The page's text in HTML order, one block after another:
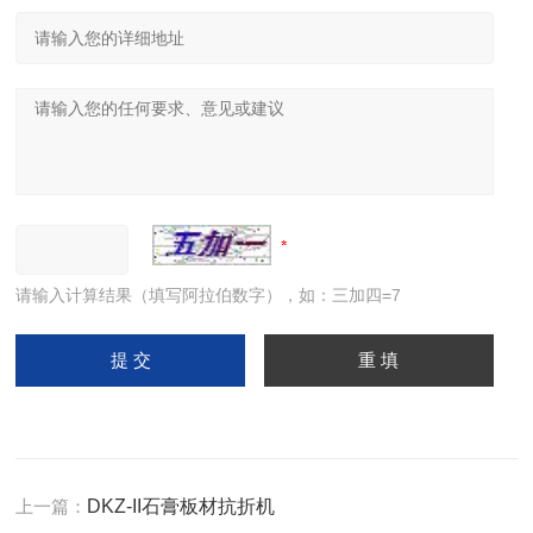
请输入计算结果（填写阿拉伯数字），如：三加四=7
上一篇： DKZ-II石膏板材抗折机